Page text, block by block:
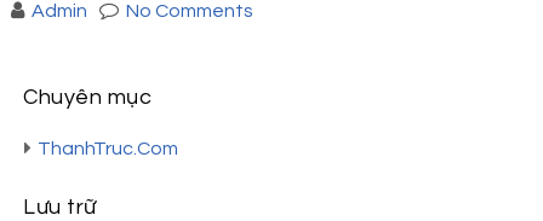
Admin
No Comments
Chuyên mục
ThanhTruc.Com
Lưu trữ